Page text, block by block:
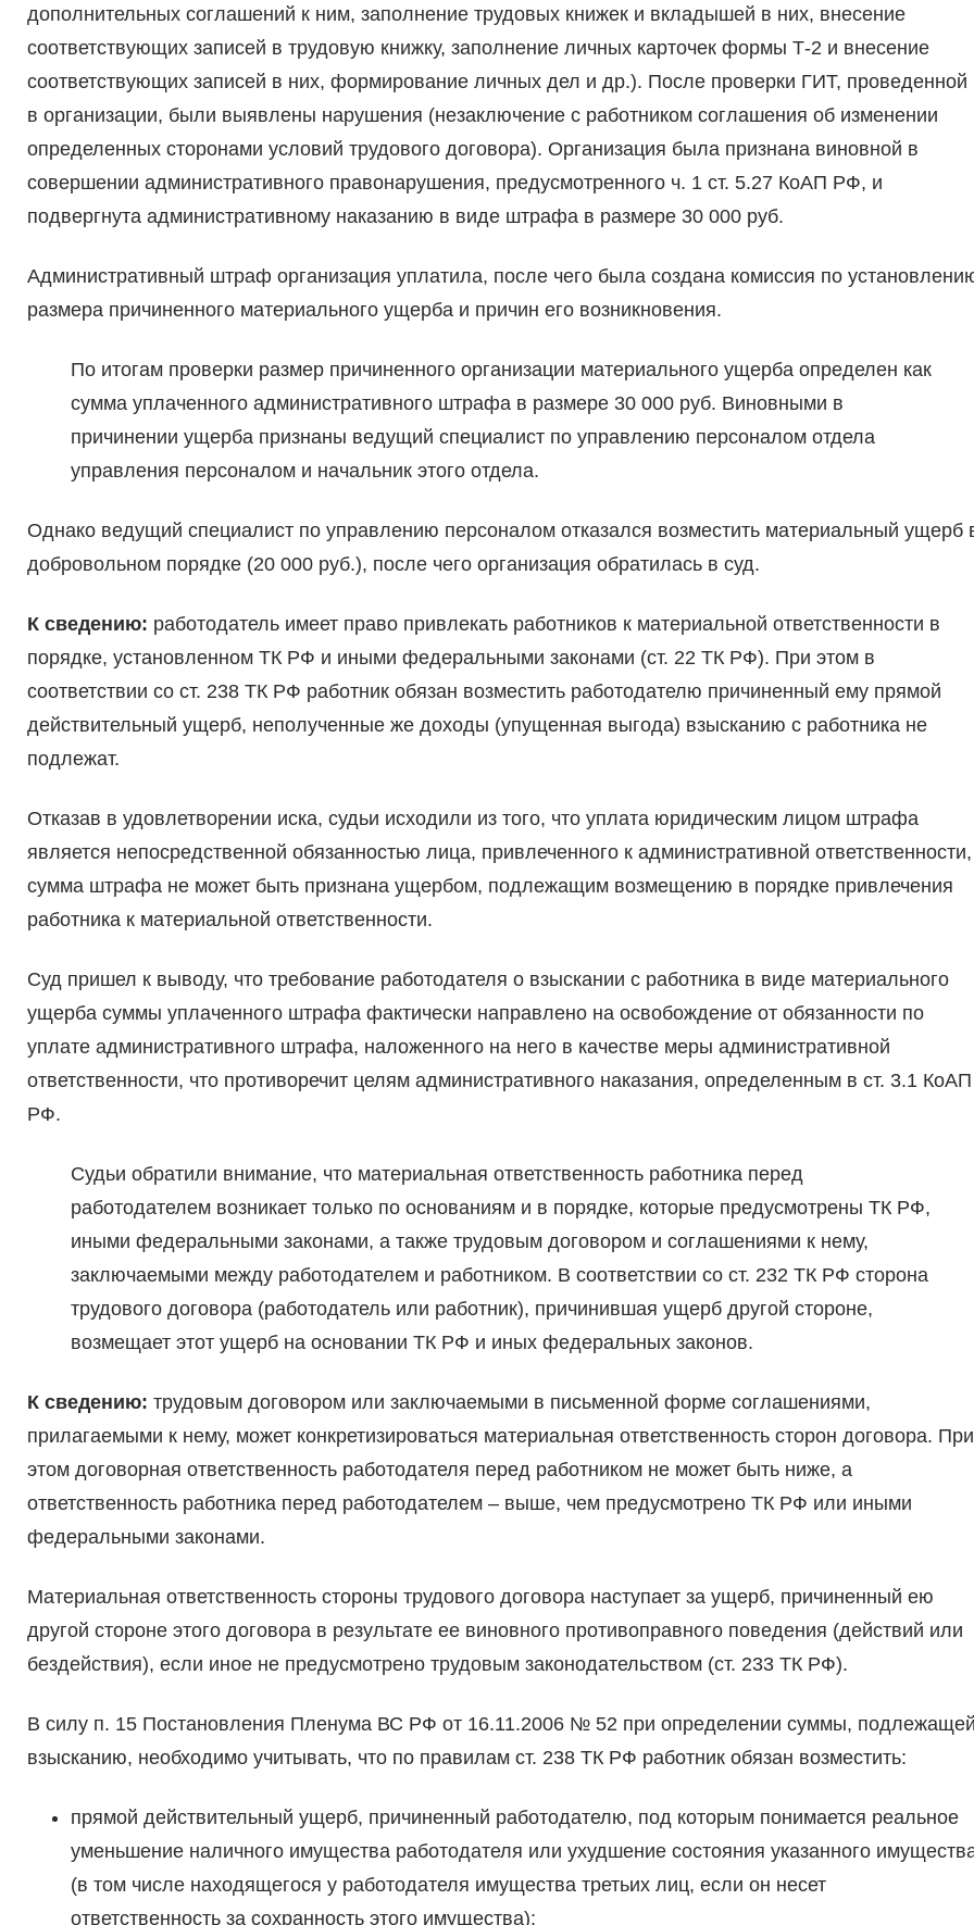
дополнительных соглашений к ним, заполнение трудовых книжек и вкладышей в них, внесение
соответствующих записей в трудовую книжку, заполнение личных карточек формы Т-2 и внесение
соответствующих записей в них, формирование личных дел и др.). После проверки ГИТ, проведенной
в организации, были выявлены нарушения (незаключение с работником соглашения об изменении
определенных сторонами условий трудового договора). Организация была признана виновной в
совершении административного правонарушения, предусмотренного ч. 1 ст. 5.27 КоАП РФ, и
подвергнута административному наказанию в виде штрафа в размере 30 000 руб.
Административный штраф организация уплатила, после чего была создана комиссия по
размера причиненного материального ущерба и причин его возникновения.
По итогам проверки размер причиненного организации материального ущерба определен как
сумма уплаченного административного штрафа в размере 30 000 руб. Виновными в
причинении ущерба признаны ведущий специалист по управлению персоналом отдела
управления персоналом и начальник этого отдела.
Однако ведущий специалист по управлению персоналом отказался возместить материальный ущерб
добровольном порядке (20 000 руб.), после чего организация обратилась в суд.
К сведению: работодатель имеет право привлекать работников к материальной ответственности в
порядке, установленном ТК РФ и иными федеральными законами (ст. 22 ТК РФ). При этом в
соответствии со ст. 238 ТК РФ работник обязан возместить работодателю причиненный ему прямой
действительный ущерб, неполученные же доходы (упущенная выгода) взысканию с работника не
подлежат.
Отказав в удовлетворении иска, судьи исходили из того, что уплата юридическим лицом штрафа
является непосредственной обязанностью лица, привлеченного к административной ответственности,
сумма штрафа не может быть признана ущербом, подлежащим возмещению в порядке привлечения
работника к материальной ответственности.
Суд пришел к выводу, что требование работодателя о взыскании с работника в виде материального
ущерба суммы уплаченного штрафа фактически направлено на освобождение от обязанности по
уплате административного штрафа, наложенного на него в качестве меры административной
ответственности, что противоречит целям административного наказания, определенным в ст. 3.1 КоАП
РФ.
Судьи обратили внимание, что материальная ответственность работника перед
работодателем возникает только по основаниям и в порядке, которые предусмотрены ТК РФ,
иными федеральными законами, а также трудовым договором и соглашениями к нему,
заключаемыми между работодателем и работником. В соответствии со ст. 232 ТК РФ сторона
трудового договора (работодатель или работник), причинившая ущерб другой стороне,
возмещает этот ущерб на основании ТК РФ и иных федеральных законов.
К сведению: трудовым договором или заключаемыми в письменной форме соглашениями,
прилагаемыми к нему, может конкретизироваться материальная ответственность сторон договора. При
этом договорная ответственность работодателя перед работником не может быть ниже, а
ответственность работника перед работодателем – выше, чем предусмотрено ТК РФ или иными
федеральными законами.
Материальная ответственность стороны трудового договора наступает за ущерб, причиненный ею
другой стороне этого договора в результате ее виновного противоправного поведения (действий или
бездействия), если иное не предусмотрено трудовым законодательством (ст. 233 ТК РФ).
В силу п. 15 Постановления Пленума ВС РФ от 16.11.2006 № 52 при определении суммы,
взысканию, необходимо учитывать, что по правилам ст. 238 ТК РФ работник обязан возместить:
прямой действительный ущерб, причиненный работодателю, под которым понимается реальное
уменьшение наличного имущества работодателя или ухудшение состояния указанного
(в том числе находящегося у работодателя имущества третьих лиц, если он несет
ответственность за сохранность этого имущества);